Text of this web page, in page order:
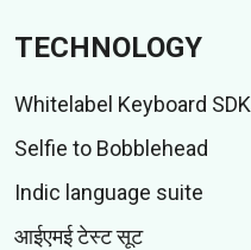
TECHNOLOGY
Whitelabel Keyboard SDK
Selfie to Bobblehead
Indic language suite
आईएमई टेस्ट सूट